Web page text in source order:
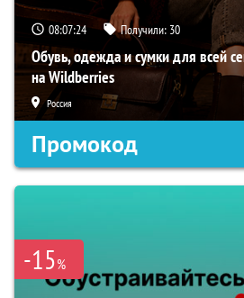
08:07:23 Получили: 30
Обувь, одежда и сумки для всей
на Wildberries
Россия
Промокод
-15%